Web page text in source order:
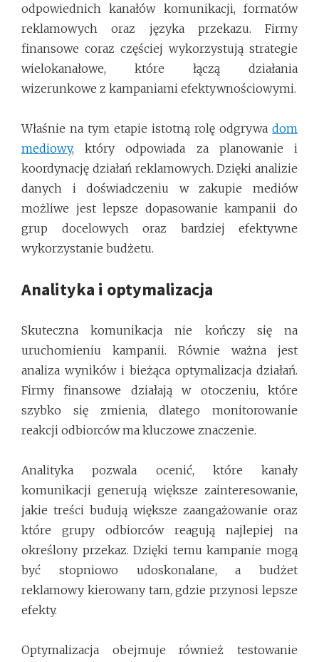
odpowiednich kanałów komunikacji, formatów
reklamowych oraz języka przekazu. Firmy
finansowe coraz częściej wykorzystują strategie
wielokanałowe, które łączą działania
wizerunkowe z kampaniami efektywnościowymi.
Właśnie na tym etapie istotną rolę odgrywa dom
mediowy, który odpowiada za planowanie i
koordynację działań reklamowych. Dzięki analizie
danych i doświadczeniu w zakupie mediów
możliwe jest lepsze dopasowanie kampanii do
grup docelowych oraz bardziej efektywne
wykorzystanie budżetu.
Analityka i optymalizacja
Skuteczna komunikacja nie kończy się na
uruchomieniu kampanii. Równie ważna jest
analiza wyników i bieżąca optymalizacja działań.
Firmy finansowe działają w otoczeniu, które
szybko się zmienia, dlatego monitorowanie
reakcji odbiorców ma kluczowe znaczenie.
Analityka pozwala ocenić, które kanały
komunikacji generują większe zainteresowanie,
jakie treści budują większe zaangażowanie oraz
które grupy odbiorców reagują najlepiej na
określony przekaz. Dzięki temu kampanie mogą
być stopniowo udoskonalane, a budżet
reklamowy kierowany tam, gdzie przynosi lepsze
efekty.
Optymalizacja obejmuje również testowanie